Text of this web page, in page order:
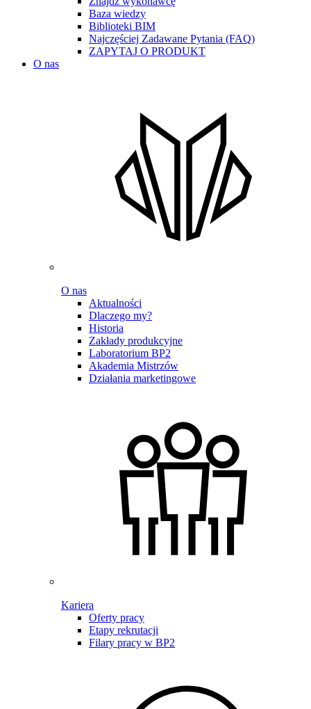
Baza wiedzy
Biblioteki BIM
Najczęściej Zadawane Pytania (FAQ)
ZAPYTAJ O PRODUKT
O nas
O nas
Aktualności
Dlaczego my?
Historia
Zakłady produkcyjne
Laboratorium BP2
Akademia Mistrzów
Działania marketingowe
Kariera
Oferty pracy
Etapy rekrutacji
Filary pracy w BP2